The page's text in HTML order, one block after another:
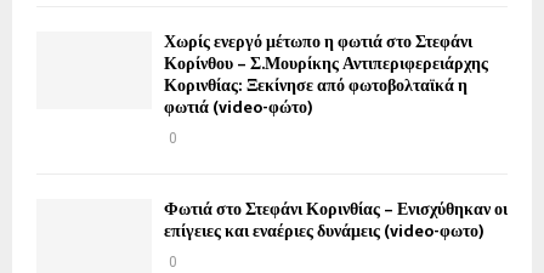
Χωρίς ενεργό μέτωπο η φωτιά στο Στεφάνι
Κορίνθου – Σ.Μουρίκης Αντιπεριφερειάρχης
Κορινθίας: Ξεκίνησε από φωτοβολταϊκά η
φωτιά (video-φώτο)
0
Φωτιά στο Στεφάνι Κορινθίας – Ενισχύθηκαν οι
επίγειες και εναέριες δυνάμεις (video-φωτο)
0